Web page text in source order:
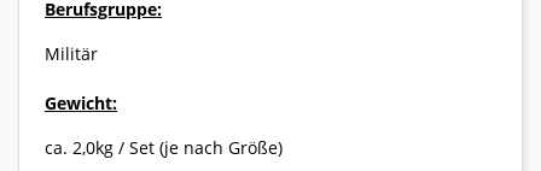
Berufsgruppe:
Militär
Gewicht:
ca. 2,0kg / Set (je nach Größe)